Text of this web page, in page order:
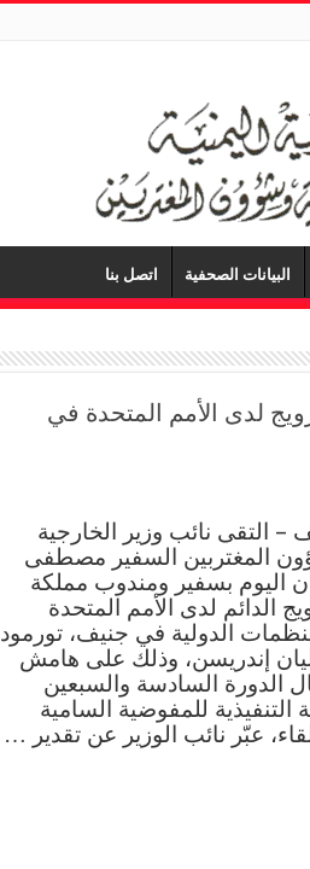
البيانات الصحفية اتصل بنا
لدى الأمم المتحدة في
– التقى نائب وزير الخارجية
المغتربين السفير مصطفى
اليوم بسفير ومندوب مملكة
الدائم لدى الأمم المتحدة
الدولية في جنيف، تورمود
إندريسن، وذلك على هامش
الدورة السادسة والسبعين
التنفيذية للمفوضية السامية
عبّر نائب الوزير عن تقدير …